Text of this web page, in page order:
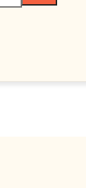
Пн-Пт 11:00 -